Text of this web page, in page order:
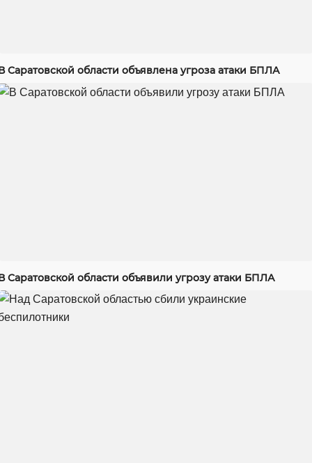
Саратовской области объявлена угроза атаки БПЛА
Саратовской области объявили угрозу атаки БПЛА